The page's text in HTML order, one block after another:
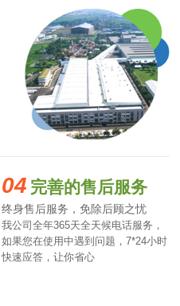
04 完善的售后服务
终身售后服务，免除后顾之忧
我公司全年365天全天候电话服务，
如果您在使用中遇到问题，7*24小时
快速应答，让你省心